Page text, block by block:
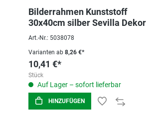
Bilderrahmen Kunststoff
30x40cm silber Sevilla Dekor
Art.-Nr.: 5038078
Varianten ab8,26 €*
10,41 €*
Stück
Auf Lager – sofort lieferbar
HINZUFÜGEN